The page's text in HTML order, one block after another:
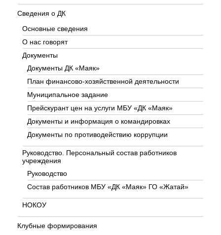
Сведения о ДК
Основные сведения
О нас говорят
Документы
Документы ДК «Маяк»
План финансово-хозяйственной деятельности
Муниципальное задание
Прейскурант цен на услуги МБУ «ДК «Маяк»
Документы и информация о командировках
Документы по противодействию коррупции
Руководство. Персональный состав работников
учреждения
Руководство
Состав работников МБУ «ДК «Маяк» ГО «Жатай»
НОКОУ
Клубные формирования